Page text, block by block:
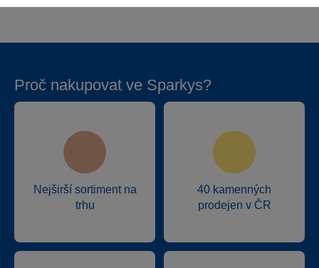
Proč nakupovat ve Sparkys?
Nejširší sortiment na
trhu
40 kamenných
prodejen v ČR